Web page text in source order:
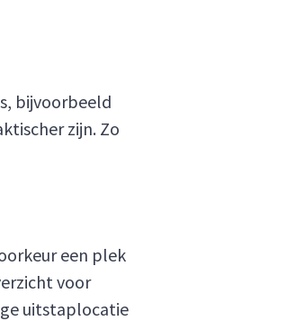
bijvoorbeeld
zijn. Zo
een plek
voor
uitstaplocatie